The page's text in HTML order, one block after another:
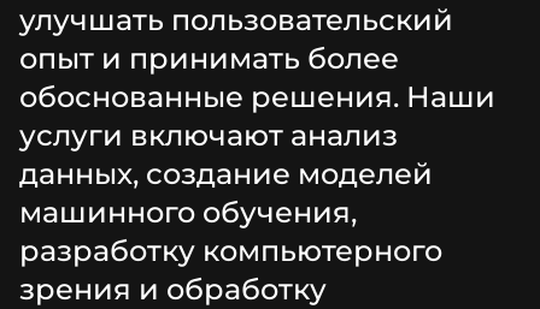
улучшать пользовательский
опыт и принимать более
обоснованные решения. Наши
услуги включают анализ
данных, создание моделей
машинного обучения,
разработку компьютерного
зрения и обработку